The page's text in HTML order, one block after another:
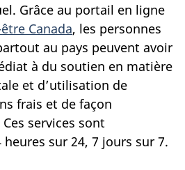
Grâce au portail en ligne
Canada, les personnes
au pays peuvent avoir
à du soutien en matière
et d’utilisation de
frais et de façon
services sont
sur 24, 7 jours sur 7.